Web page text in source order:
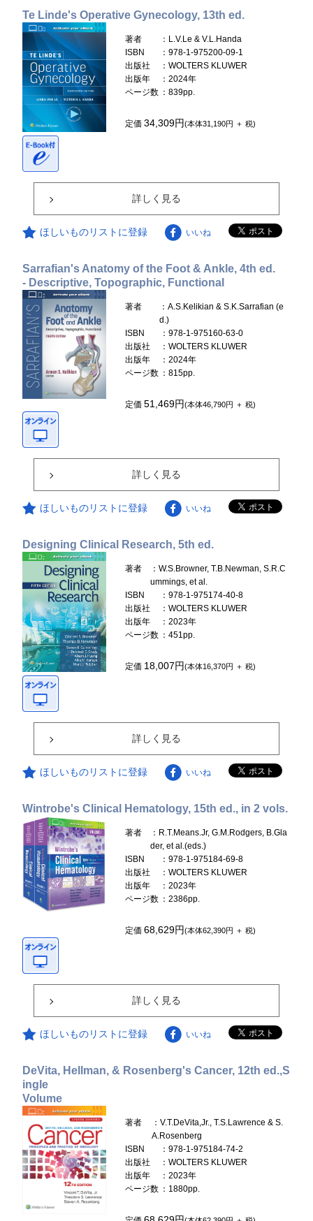
Te Linde's Operative Gynecology, 13th ed.
著者
：L.V.Le & V.L.Handa
ISBN
：978-1-975200-09-1
出版社
：WOLTERS KLUWER
出版年
：2024年
ページ数 ：839pp.
定価34,309円(本体31,190円 ＋ 税)
詳しく見る
ほしいものリストに登録 いいね
Sarrafian's Anatomy of the Foot & Ankle, 4th ed.
- Descriptive, Topographic, Functional
著者
：A.S.Kelikian & S.K.Sarrafian (e
d.)
ISBN
：978-1-975160-63-0
出版社
：WOLTERS KLUWER
出版年
：2024年
ページ数 ：815pp.
定価51,469円(本体46,790円 ＋ 税)
詳しく見る
ほしいものリストに登録 いいね
Designing Clinical Research, 5th ed.
著者
：W.S.Browner, T.B.Newman, S.R.C
ummings, et al.
ISBN
：978-1-975174-40-8
出版社
：WOLTERS KLUWER
出版年
：2023年
ページ数 ：451pp.
定価 18,007円(本体16,370円 ＋ 税)
詳しく見る
ほしいものリストに登録 いいね
Wintrobe's Clinical Hematology, 15th ed., in 2 vols.
著者
：R.T.Means.Jr, G.M.Rodgers, B.Gla
der, et al.(eds.)
ISBN
：978-1-975184-69-8
出版社
：WOLTERS KLUWER
出版年
：2023年
ページ数 ：2386pp.
定価68,629円(本体62,390円 ＋ 税)
詳しく見る
ほしいものリストに登録 いいね
DeVita, Hellman, & Rosenberg's Cancer, 12th ed.,S
ingle
Volume
著者
：V.T.DeVita,Jr., T.S.Lawrence & S.
A.Rosenberg
ISBN
：978-1-975184-74-2
出版社
：WOLTERS KLUWER
出版年
：2023年
ページ数 ：1880pp.